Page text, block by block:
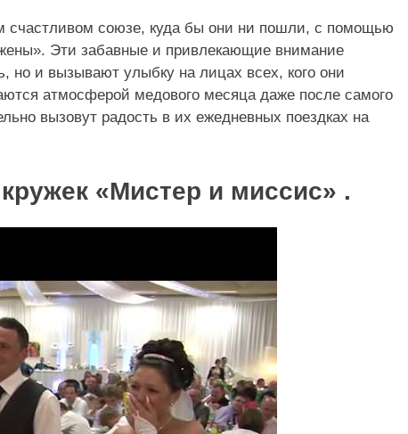
счастливом союзе, куда бы они ни пошли, с помощью
Эти забавные и привлекающие внимание
но и вызывают улыбку на лицах всех, кого они
атмосферой медового месяца даже после самого
вызовут радость в их ежедневных поездках на
«Мистер и миссис» .